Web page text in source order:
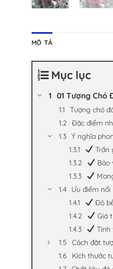
MÔ TẢ
Mục lục
01 Tượng Chó
Tượng chó
Đặc điểm
Ý nghĩa
Trấn
Bảo
Ưu điểm
Độ
Giá
Tính
Cách đặt
Kích thước